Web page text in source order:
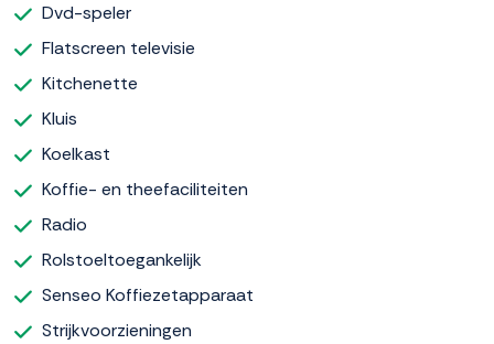
Dvd-speler
Flatscreen televisie
Kitchenette
Kluis
Koelkast
Koffie- en theefaciliteiten
Radio
Rolstoeltoegankelijk
Senseo Koffiezetapparaat
Strijkvoorzieningen